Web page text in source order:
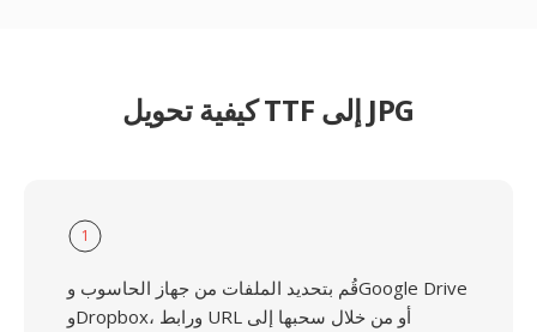
كيفية تحويل TTF إلى JPG
1
قُم بتحديد الملفات من جهاز الحاسوب وGoogle Drive
وDropbox، ورابط URL أو من خلال سحبها إلى